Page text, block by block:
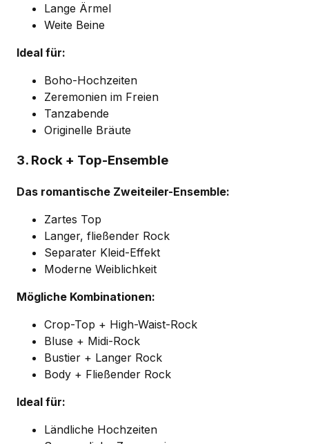
Lange Ärmel
Weite Beine
Ideal für:
Boho-Hochzeiten
Zeremonien im Freien
Tanzabende
Originelle Bräute
3. Rock + Top-Ensemble
Das romantische Zweiteiler-Ensemble:
Zartes Top
Langer, fließender Rock
Separater Kleid-Effekt
Moderne Weiblichkeit
Mögliche Kombinationen:
Crop-Top + High-Waist-Rock
Bluse + Midi-Rock
Bustier + Langer Rock
Body + Fließender Rock
Ideal für:
Ländliche Hochzeiten